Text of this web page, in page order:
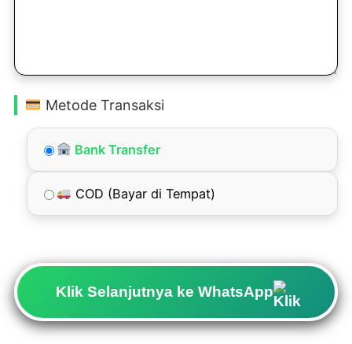
Metode Transaksi
Bank Transfer
COD (Bayar di Tempat)
Klik Selanjutnya ke WhatsApp